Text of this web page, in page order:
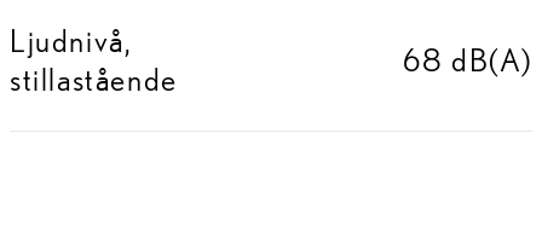
Ljudnivå,
stillastående
68 dB(A)